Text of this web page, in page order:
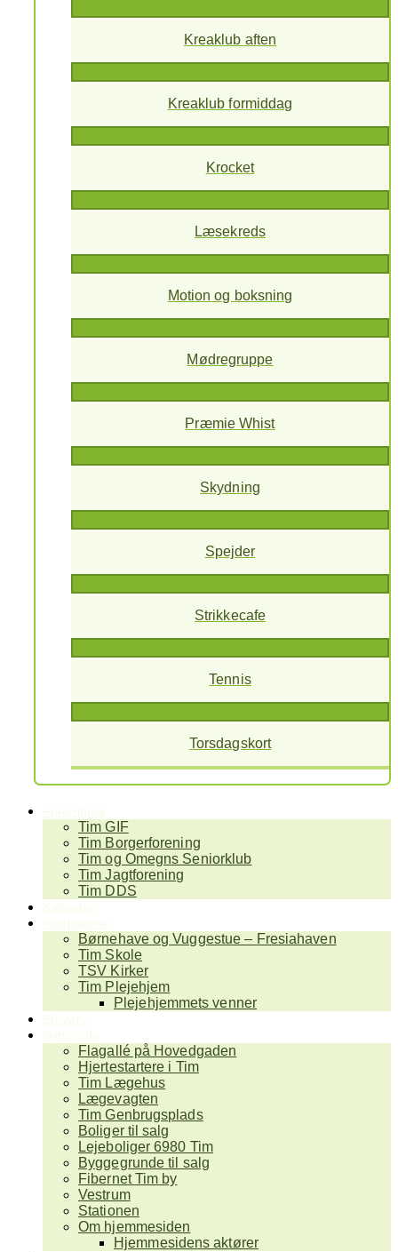
Kreaklub aften
Kreaklub formiddag
Krocket
Læsekreds
Motion og boksning
Mødregruppe
Præmie Whist
Skydning
Spejder
Strikkecafe
Tennis
Torsdagskort
Tim GIF
Tim Borgerforening
Tim og Omegns Seniorklub
Tim Jagtforening
Tim DDS
Børnehave og Vuggestue – Fresiahaven
Tim Skole
TSV Kirker
Tim Plejehjem
Plejehjemmets venner
Flagallé på Hovedgaden
Hjertestartere i Tim
Tim Lægehus
Lægevagten
Tim Genbrugsplads
Boliger til salg
Lejeboliger 6980 Tim
Byggegrunde til salg
Fibernet Tim by
Vestrum
Stationen
Om hjemmesiden
Hjemmesidens aktører